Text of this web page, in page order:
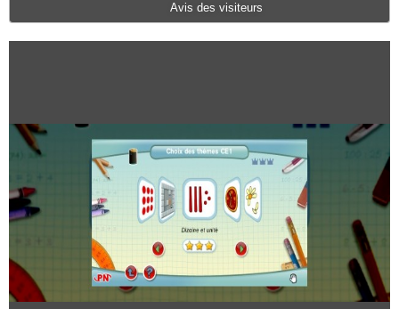
Avis des visiteurs